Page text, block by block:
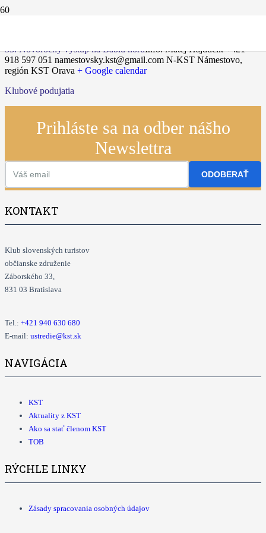
53. Novoročný výstup na Babiu horuInfo: Matej Hajdučík +421
918 597 051 namestovsky.kst@gmail.com N-KST Námestovo,
región KST Orava + Google calendar
Klubové podujatia
Prihláste sa na odber nášho
Newslettra
ODOBERAŤ
KONTAKT
Klub slovenských turistov
občianske združenie
Záborského 33,
831 03 Bratislava
Tel.: +421 940 630 680
E-mail: ustredie@kst.sk
NAVIGÁCIA
KST
Aktuality z KST
Ako sa stať členom KST
TOB
RÝCHLE LINKY
Zásady spracovania osobných údajov